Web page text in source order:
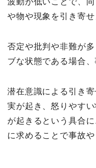
や物や現象を引き寄せ
否定や批判や非難が
ブな状態である場合
潜在意識による引き
実が起き、怒りやす
が起きるという具合
に求めることで事故